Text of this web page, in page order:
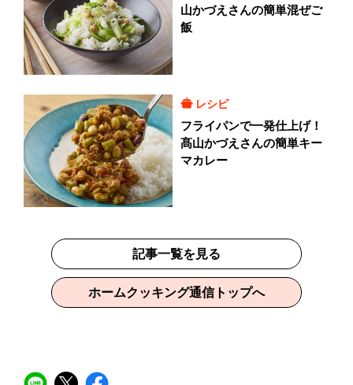
山かづえさんの簡単混ぜご
飯
レシピ
フライパンで一発仕上げ！
髙山かづえさんの簡単キー
マカレー
記事一覧を見る
ホームクッキング通信トップへ